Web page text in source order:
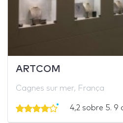
ARTCOM
Cagnes sur mer, França
4,2 sobre 5. 9